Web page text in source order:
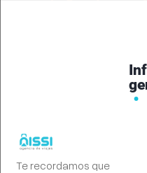
Te recordamos que